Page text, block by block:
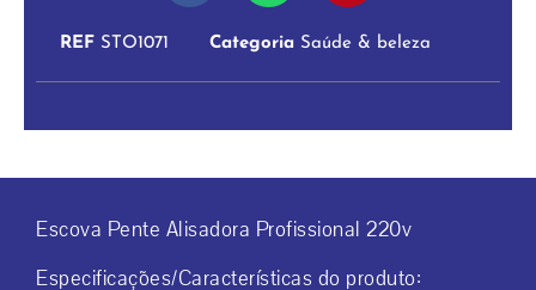
REF STO1071 Categoria Saúde & beleza
Escova Pente Alisadora Profissional 220v
Especificações/Características do produto: